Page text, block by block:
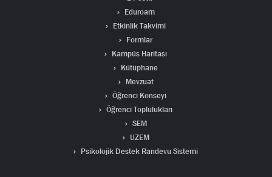
Eduroam
Etkinlik Takvimi
Formlar
Kampüs Haritası
Kütüphane
Mevzuat
Öğrenci Konseyi
Öğrenci Toplulukları
SEM
UZEM
Psikolojik Destek Randevu Sistemi